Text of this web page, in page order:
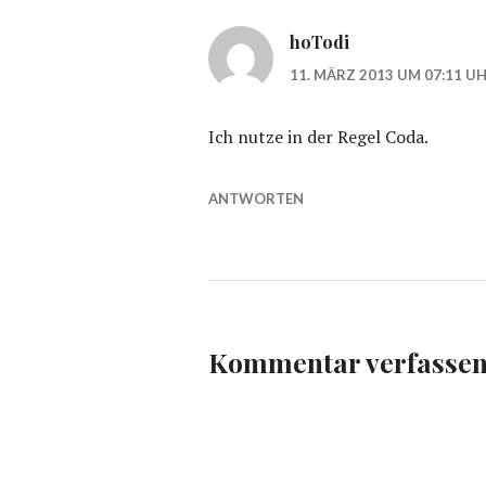
hoTodi
11. MÄRZ 2013 UM 07:11
Ich nutze in der Regel Coda.
ANTWORTEN
Kommentar